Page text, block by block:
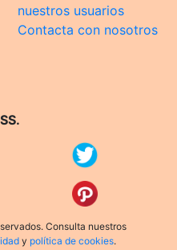
nuestros usuarios
Contacta con nosotros
Consulta nuestros
y política de cookies.